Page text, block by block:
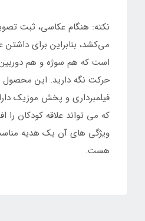
نکته: هنگام عکاسی، ثبت
می‌کشد، بنابراین برای
است که هم سوژه و هم
حرکت نگه دارید. این محصول
فیلمبرداری و پخش موزیک
که می تواند علاقه کودکان را
ویژگی های آن یک هدیه
هست.